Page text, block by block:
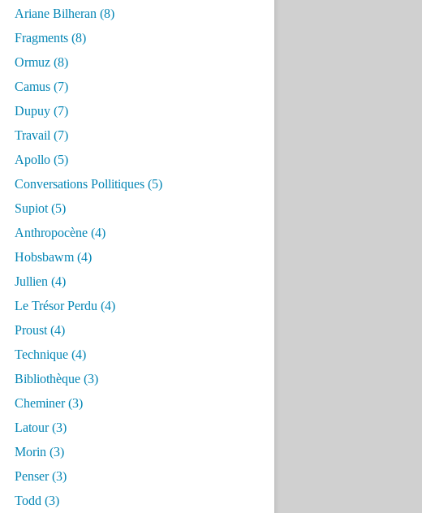
Ariane Bilheran (8)
Fragments (8)
Ormuz (8)
Camus (7)
Dupuy (7)
Travail (7)
Apollo (5)
Conversations Pollitiques (5)
Supiot (5)
Anthropocène (4)
Hobsbawm (4)
Jullien (4)
Le Trésor Perdu (4)
Proust (4)
Technique (4)
Bibliothèque (3)
Cheminer(3)
Latour(3)
Morin (3)
Penser(3)
Todd (3)